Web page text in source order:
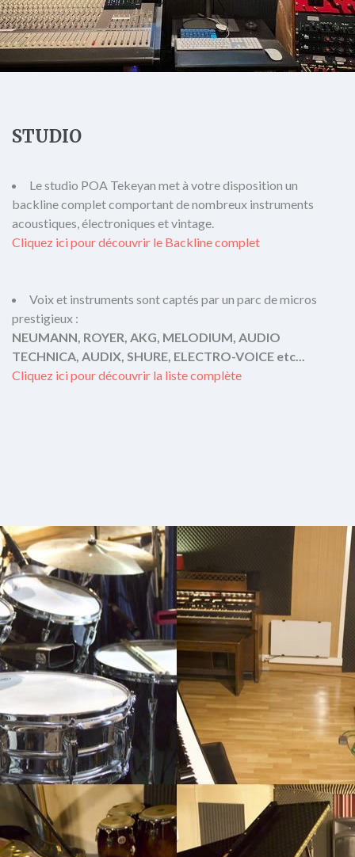
STUDIO
Le studio POA Tekeyan met à votre disposition un
backline complet comportant de nombreux instruments
acoustiques, électroniques et vintage.
Cliquez ici pour découvrir le Backline complet
Voix et instruments sont captés par un parc de micros
prestigieux :
NEUMANN, ROYER, AKG, MELODIUM, AUDIO
TECHNICA, AUDIX, SHURE, ELECTRO-VOICE etc...
Cliquez ici pour découvrir la liste complète